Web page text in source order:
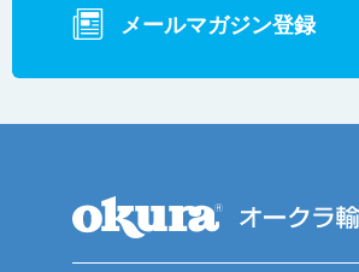
メールマガジン登録